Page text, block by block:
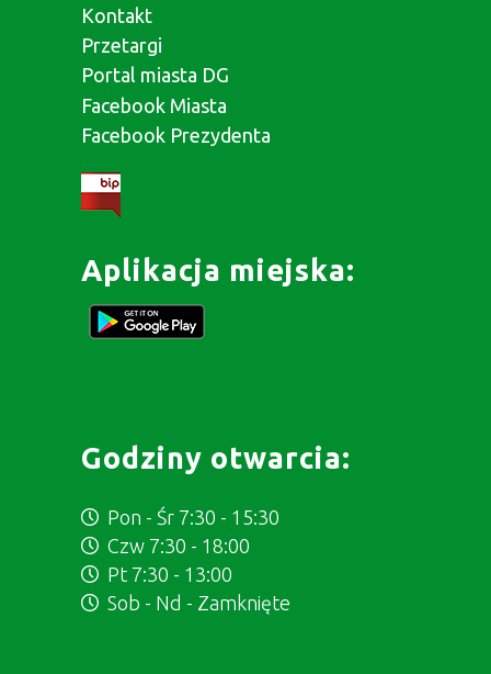
Kontakt
Przetargi
Portal miasta DG
Facebook Miasta
Facebook Prezydenta
Aplikacja miejska:
Godziny otwarcia:
Pon - Śr 7:30 - 15:30
Czw 7:30 - 18:00
Pt 7:30 - 13:00
Sob - Nd - Zamknięte